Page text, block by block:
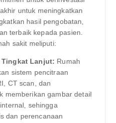
untuk meningkatkan
hasil pengobatan,
terbaik kepada pasien.
sakit meliputi:
Tingkat Lanjut: Rumah
sistem pencitraan
CT scan, dan
memberikan gambar detail
sehingga
dan perencanaan